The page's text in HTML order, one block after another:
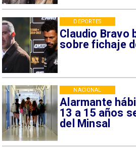
Claudio Bravo
sobre fichaje
DEPORTES
Alarmante
13 a 15 años
del Minsal
NACIONAL